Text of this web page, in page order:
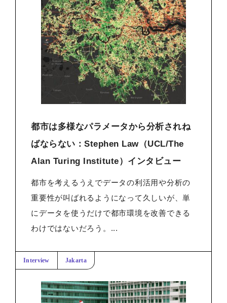
都市は多様なパラメータから分析されね
ばならない：Stephen Law（UCL/The
Alan Turing Institute）インタビュー
都市を考えるうえでデータの利活用や分析の
重要性が叫ばれるようになって久しいが、単
にデータを使うだけで都市環境を改善できる
わけではないだろう。...
Interview Jakarta